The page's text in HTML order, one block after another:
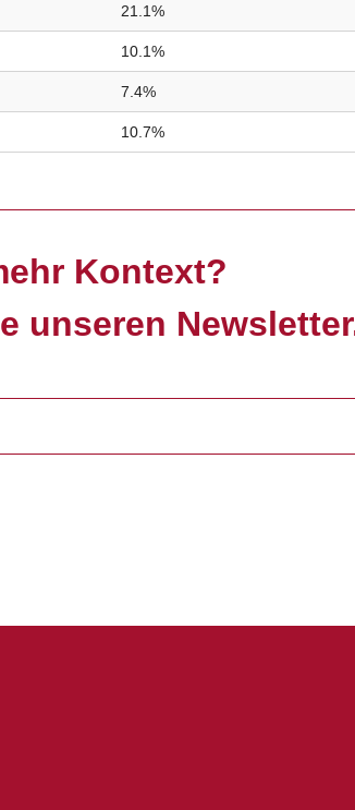
21.1%
10.1%
7.4%
10.7%
Kontext?
unseren